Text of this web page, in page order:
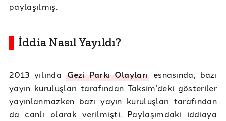
paylaşılmış.
İddia Nasıl Yayıldı?
2013 yılında Gezi Parkı Olayları esnasında, bazı
yayın kuruluşları tarafından Taksim’deki gösteriler
yayınlanmazken bazı yayın kuruluşları tarafından
da canlı olarak verilmişti. Paylaşımdaki iddiaya